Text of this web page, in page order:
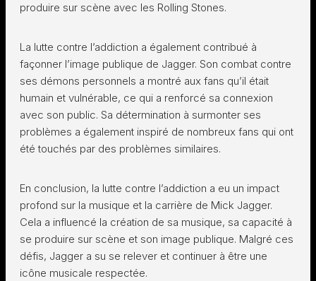
produire sur scène avec les Rolling Stones.
La lutte contre l’addiction a également contribué à
façonner l’image publique de Jagger. Son combat contre
ses démons personnels a montré aux fans qu’il était
humain et vulnérable, ce qui a renforcé sa connexion
avec son public. Sa détermination à surmonter ses
problèmes a également inspiré de nombreux fans qui ont
été touchés par des problèmes similaires.
En conclusion, la lutte contre l’addiction a eu un impact
profond sur la musique et la carrière de Mick Jagger.
Cela a influencé la création de sa musique, sa capacité à
se produire sur scène et son image publique. Malgré ces
défis, Jagger a su se relever et continuer à être une
icône musicale respectée.